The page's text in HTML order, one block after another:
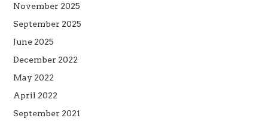
November 2025
September 2025
June 2025
December 2022
May 2022
April 2022
September 2021